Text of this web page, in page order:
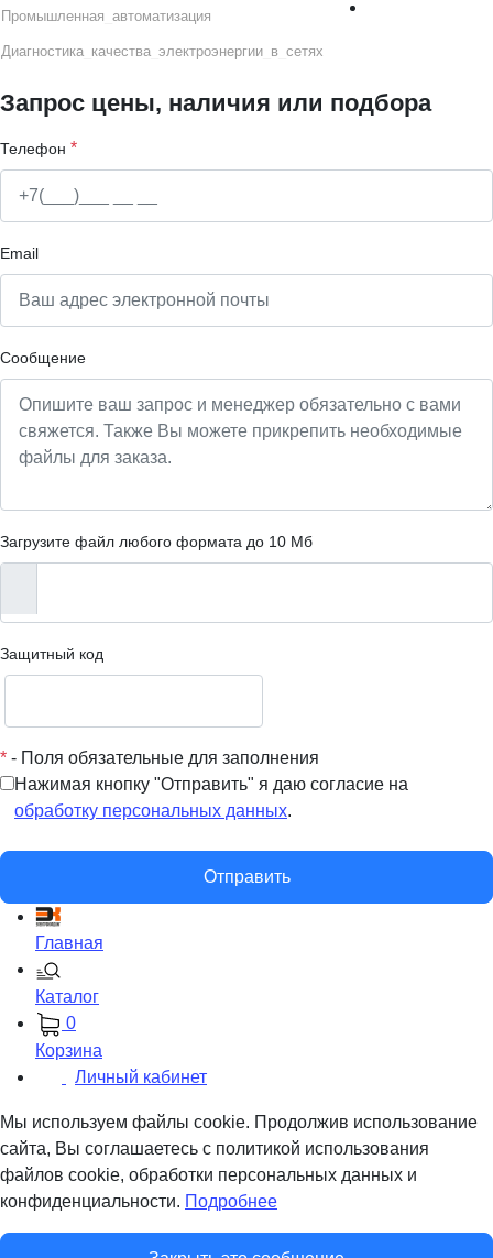
Промышленная автоматизация
Диагностика качества электроэнергии в сетях
Запрос цены, наличия или подбора
Телефон *
Email
Сообщение
Загрузите файл любого формата до 10 Мб
Защитный код
* - Поля обязательные для заполнения
Нажимая кнопку "Отправить" я даю согласие на
обработку персональных данных.
Отправить
Главная
Каталог
0
Корзина
Личный кабинет
Мы используем файлы cookie. Продолжив использование
сайта, Вы соглашаетесь с политикой использования
файлов cookie, обработки персональных данных и
конфиденциальности. Подробнее